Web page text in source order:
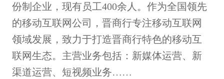
份制企业，现有员工400余人。作为全国领先
的移动互联网公司，晋商行专注移动互联网
领域发展，致力于打造晋商行特色的移动互
联网生态。主营业务包括：新媒体运营、新
渠道运营、短视频业务……